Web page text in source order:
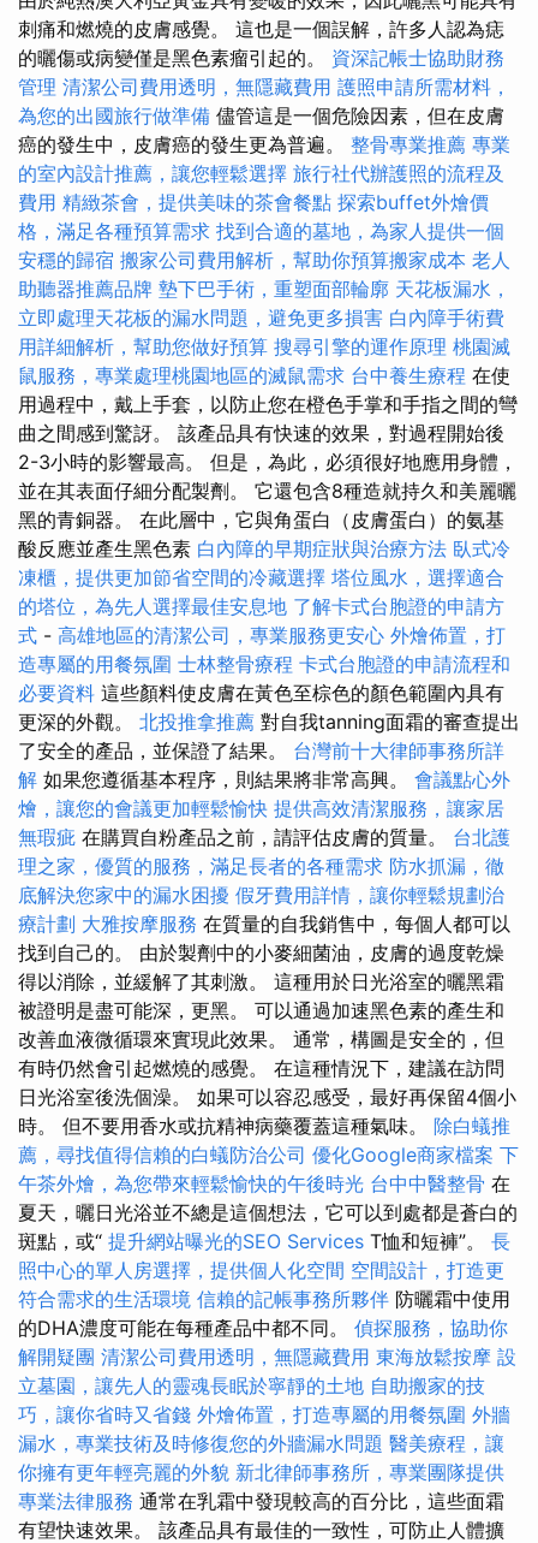
刺痛和燃燒的皮膚感覺。 這也是一個誤解，許多人認為痣
的曬傷或病變僅是黑色素瘤引起的。 資深記帳士協助財務
管理 清潔公司費用透明，無隱藏費用 護照申請所需材料，
為您的出國旅行做準備 儘管這是一個危險因素，但在皮膚
癌的發生中，皮膚癌的發生更為普遍。 整骨專業推薦 專業
的室內設計推薦，讓您輕鬆選擇 旅行社代辦護照的流程及
費用 精緻茶會，提供美味的茶會餐點 探索buffet外燴價
格，滿足各種預算需求 找到合適的墓地，為家人提供一個
安穩的歸宿 搬家公司費用解析，幫助你預算搬家成本 老人
助聽器推薦品牌 墊下巴手術，重塑面部輪廓 天花板漏水，
立即處理天花板的漏水問題，避免更多損害 白內障手術費
用詳細解析，幫助您做好預算 搜尋引擎的運作原理 桃園滅
鼠服務，專業處理桃園地區的滅鼠需求 台中養生療程 在使
用過程中，戴上手套，以防止您在橙色手掌和手指之間的彎
曲之間感到驚訝。 該產品具有快速的效果，對過程開始後
2-3小時的影響最高。 但是，為此，必須很好地應用身體，
並在其表面仔細分配製劑。 它還包含8種造就持久和美麗曬
黑的青銅器。 在此層中，它與角蛋白（皮膚蛋白）的氨基
酸反應並產生黑色素 白內障的早期症狀與治療方法 臥式冷
凍櫃，提供更加節省空間的冷藏選擇 塔位風水，選擇適合
的塔位，為先人選擇最佳安息地 了解卡式台胞證的申請方
式 - 高雄地區的清潔公司，專業服務更安心 外燴佈置，打
造專屬的用餐氛圍 士林整骨療程 卡式台胞證的申請流程和
必要資料 這些顏料使皮膚在黃色至棕色的顏色範圍內具有
更深的外觀。 北投推拿推薦 對自我tanning面霜的審查提出
了安全的產品，並保證了結果。 台灣前十大律師事務所詳
解 如果您遵循基本程序，則結果將非常高興。 會議點心外
燴，讓您的會議更加輕鬆愉快 提供高效清潔服務，讓家居
無瑕疵 在購買自粉產品之前，請評估皮膚的質量。 台北護
理之家，優質的服務，滿足長者的各種需求 防水抓漏，徹
底解決您家中的漏水困擾 假牙費用詳情，讓你輕鬆規劃治
療計劃 大雅按摩服務 在質量的自我銷售中，每個人都可以
找到自己的。 由於製劑中的小麥細菌油，皮膚的過度乾燥
得以消除，並緩解了其刺激。 這種用於日光浴室的曬黑霜
被證明是盡可能深，更黑。 可以通過加速黑色素的產生和
改善血液微循環來實現此效果。 通常，構圖是安全的，但
有時仍然會引起燃燒的感覺。 在這種情況下，建議在訪問
日光浴室後洗個澡。 如果可以容忍感受，最好再保留4個小
時。 但不要用香水或抗精神病藥覆蓋這種氣味。 除白蟻推
薦，尋找值得信賴的白蟻防治公司 優化Google商家檔案 下
午茶外燴，為您帶來輕鬆愉快的午後時光 台中中醫整骨 在
夏天，曬日光浴並不總是這個想法，它可以到處都是蒼白的
斑點，或“ 提升網站曝光的SEO Services T恤和短褲”。 長
照中心的單人房選擇，提供個人化空間 空間設計，打造更
符合需求的生活環境 信賴的記帳事務所夥伴 防曬霜中使用
的DHA濃度可能在每種產品中都不同。 偵探服務，協助你
解開疑團 清潔公司費用透明，無隱藏費用 東海放鬆按摩 設
立墓園，讓先人的靈魂長眠於寧靜的土地 自助搬家的技
巧，讓你省時又省錢 外燴佈置，打造專屬的用餐氛圍 外牆
漏水，專業技術及時修復您的外牆漏水問題 醫美療程，讓
你擁有更年輕亮麗的外貌 新北律師事務所，專業團隊提供
專業法律服務 通常在乳霜中發現較高的百分比，這些面霜
有望快速效果。 該產品具有最佳的一致性，可防止人體擴